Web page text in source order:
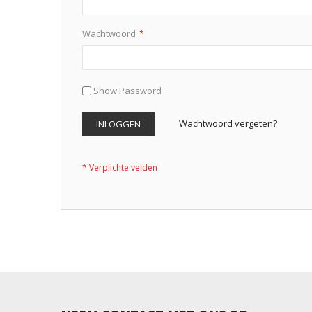
Wachtwoord
Show Password
INLOGGEN Wachtwoord vergeten?